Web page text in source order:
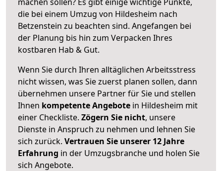
die bei einem Umzug von Hildesheim nach
Betzenstein zu beachten sind. Angefangen bei
der Planung bis hin zum Verpacken Ihres
kostbaren Hab & Gut.
Wenn Sie durch Ihren alltäglichen Arbeitsstress
nicht wissen, was Sie zuerst planen sollen, dann
übernehmen unsere Partner für Sie und stellen
Ihnen kompetente Angebote in Hildesheim mit
einer Checkliste. Zögern Sie nicht, unsere
Dienste in Anspruch zu nehmen und lehnen Sie
sich zurück. Vertrauen Sie unserer 12 Jahre
Erfahrung in der Umzugsbranche und holen Sie
sich Angebote.